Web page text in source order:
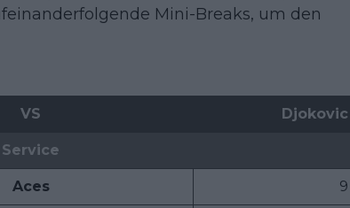
Mini-Breaks, um den
VS Djokovic
Service
Aces 9